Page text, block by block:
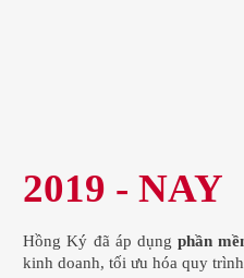
2019 - NAY
Hồng Ký đã áp dụngphần
kinh doanh, tối ưu hóa quy